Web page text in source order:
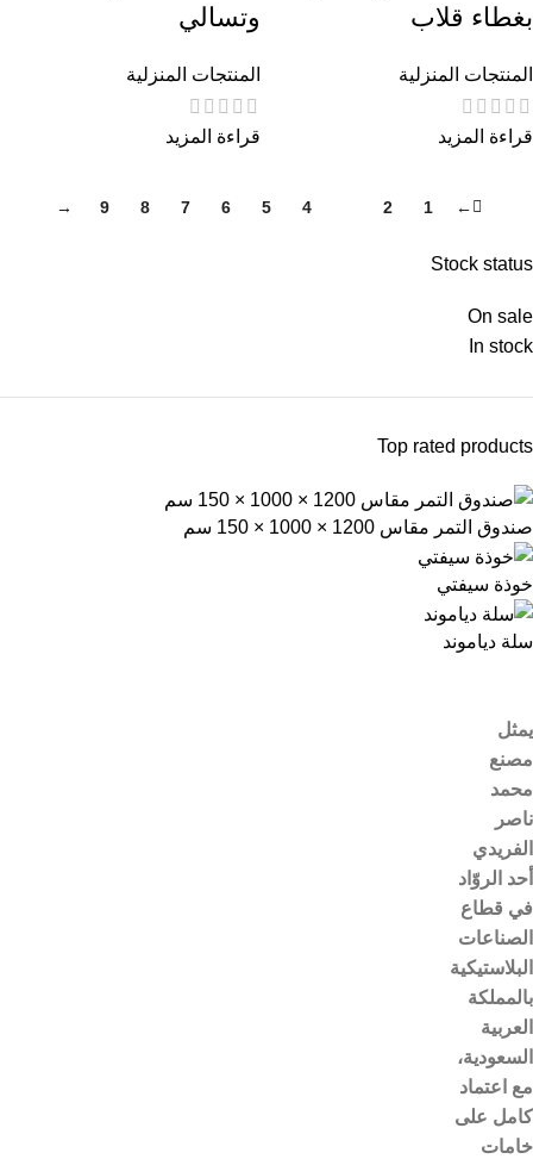
Stock status
On sale
In stock
Top rated products
صندوق التمر مقاس 1200 × 1000 × 150 سم
خوذة سيفتي
سلة دياموند
بغطاء قلاب
المنتجات المنزلية
قراءة المزيد
وتسالي
المنتجات المنزلية
قراءة المزيد
←
1
2
4
5
6
7
8
9
→
يمثل
مصنع
محمد
ناصر
الفريدي
أحد الروّاد
في قطاع
الصناعات
البلاستيكية
بالمملكة
العربية
السعودية،
مع اعتماد
كامل على
خامات